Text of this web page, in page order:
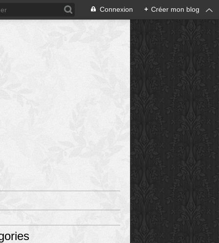
Connexion + Créer mon blog